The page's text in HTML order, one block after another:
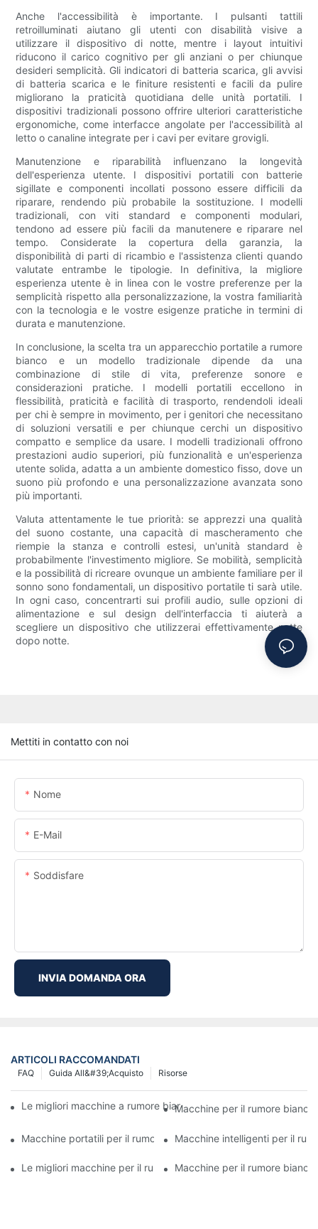
Anche l'accessibilità è importante. I pulsanti tattili
retroilluminati aiutano gli utenti con disabilità visive a
utilizzare il dispositivo di notte, mentre i layout intuitivi
riducono il carico cognitivo per gli anziani o per chiunque
desideri semplicità. Gli indicatori di batteria scarica, gli avvisi
di batteria scarica e le finiture resistenti e facili da pulire
migliorano la praticità quotidiana delle unità portatili. I
dispositivi tradizionali possono offrire ulteriori caratteristiche
ergonomiche, come interfacce angolate per l'accessibilità al
letto o canaline integrate per i cavi per evitare grovigli.
Manutenzione e riparabilità influenzano la longevità
dell'esperienza utente. I dispositivi portatili con batterie
sigillate e componenti incollati possono essere difficili da
riparare, rendendo più probabile la sostituzione. I modelli
tradizionali, con viti standard e componenti modulari,
tendono ad essere più facili da manutenere e riparare nel
tempo. Considerate la copertura della garanzia, la
disponibilità di parti di ricambio e l'assistenza clienti quando
valutate entrambe le tipologie. In definitiva, la migliore
esperienza utente è in linea con le vostre preferenze per la
semplicità rispetto alla personalizzazione, la vostra familiarità
con la tecnologia e le vostre esigenze pratiche in termini di
durata e manutenzione.
In conclusione, la scelta tra un apparecchio portatile a rumore
bianco e un modello tradizionale dipende da una
combinazione di stile di vita, preferenze sonore e
considerazioni pratiche. I modelli portatili eccellono in
flessibilità, praticità e facilità di trasporto, rendendoli ideali
per chi è sempre in movimento, per i genitori che necessitano
di soluzioni versatili e per chiunque cerchi un dispositivo
compatto e semplice da usare. I modelli tradizionali offrono
prestazioni audio superiori, più funzionalità e un'esperienza
utente solida, adatta a un ambiente domestico fisso, dove un
suono più profondo e una personalizzazione avanzata sono
più importanti.
Valuta attentamente le tue priorità: se apprezzi una qualità
del suono costante, una capacità di mascheramento che
riempie la stanza e controlli estesi, un'unità standard è
probabilmente l'investimento migliore. Se mobilità, semplicità
e la possibilità di ricreare ovunque un ambiente familiare per il
sonno sono fondamentali, un dispositivo portatile ti sarà utile.
In ogni caso, concentrarti sui profili audio, sulle opzioni di
alimentazione e sul design dell'interfaccia ti aiuterà a
scegliere un dispositivo che utilizzerai effettivamente notte
dopo notte.
Mettiti in contatto con noi
Nome
E-Mail
Soddisfare
INVIA DOMANDA ORA
ARTICOLI RACCOMANDATI
Risorse
Guida All&#39;acquisto
FAQ
Le migliori macchine a rumore bianco con suoni della natura
Macchine per il rumore
Macchine portatili per il rumore bianco: soluzioni per il sonno
Macchine intelligenti per il
Le migliori macchine per il rumore bianco ad alto volume per
Macchine per il rumore